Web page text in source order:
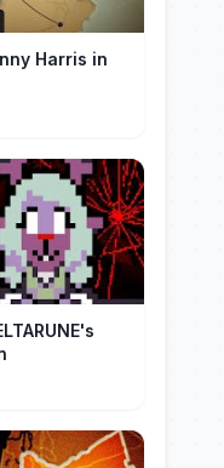
Harris in